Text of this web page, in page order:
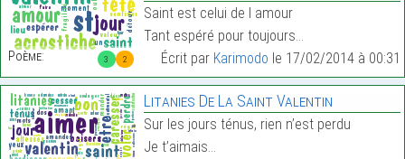
3 2
Poème:
Saint est celui de l amour
Tant espéré pour toujours…
Écrit par Karimodo le 17/02/2014 à 00:31
Litanies De La Saint Valentin
Sur les jours ténus, rien n’est perdu
Je t’aimais…